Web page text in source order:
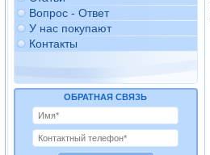
Вопрос - Ответ
У нас покупают
Контакты
ОБРАТНАЯ СВЯЗЬ